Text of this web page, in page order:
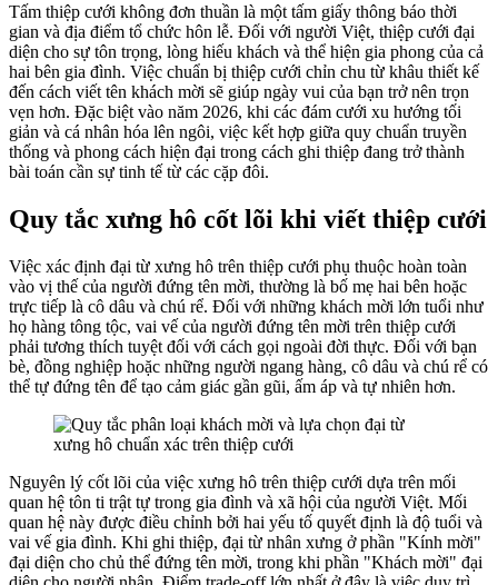
Tấm thiệp cưới không đơn thuần là một tấm giấy thông báo thời
gian và địa điểm tổ chức hôn lễ. Đối với người Việt, thiệp cưới đại
diện cho sự tôn trọng, lòng hiếu khách và thể hiện gia phong của cả
hai bên gia đình. Việc chuẩn bị thiệp cưới chỉn chu từ khâu thiết kế
đến cách viết tên khách mời sẽ giúp ngày vui của bạn trở nên trọn
vẹn hơn. Đặc biệt vào năm 2026, khi các đám cưới xu hướng tối
giản và cá nhân hóa lên ngôi, việc kết hợp giữa quy chuẩn truyền
thống và phong cách hiện đại trong cách ghi thiệp đang trở thành
bài toán cần sự tinh tế từ các cặp đôi.
Quy tắc xưng hô cốt lõi khi viết thiệp cưới
Việc xác định đại từ xưng hô trên thiệp cưới phụ thuộc hoàn toàn
vào vị thế của người đứng tên mời, thường là bố mẹ hai bên hoặc
trực tiếp là cô dâu và chú rể. Đối với những khách mời lớn tuổi như
họ hàng tông tộc, vai vế của người đứng tên mời trên thiệp cưới
phải tương thích tuyệt đối với cách gọi ngoài đời thực. Đối với bạn
bè, đồng nghiệp hoặc những người ngang hàng, cô dâu và chú rể có
thể tự đứng tên để tạo cảm giác gần gũi, ấm áp và tự nhiên hơn.
Nguyên lý cốt lõi của việc xưng hô trên thiệp cưới dựa trên mối
quan hệ tôn ti trật tự trong gia đình và xã hội của người Việt. Mối
quan hệ này được điều chỉnh bởi hai yếu tố quyết định là độ tuổi và
vai vế gia đình. Khi ghi thiệp, đại từ nhân xưng ở phần "Kính mời"
đại diện cho chủ thể đứng tên mời, trong khi phần "Khách mời" đại